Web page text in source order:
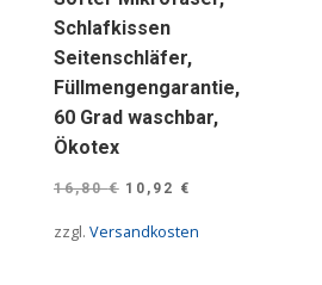
Schlafkissen
Seitenschläfer,
Füllmengengarantie,
60 Grad waschbar,
Ökotex
16,80€ Ursprünglicher
10,92 €
zzgl. Versandkosten